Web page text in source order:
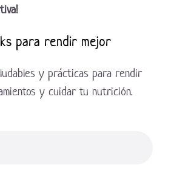
para rendir mejor
y prácticas para rendir
y cuidar tu nutrición.